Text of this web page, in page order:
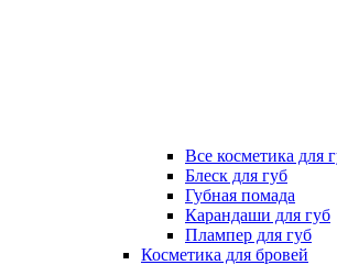
Все косметика для
Блеск для губ
Губная помада
Карандаши для губ
Плампер для губ
Косметика для бровей